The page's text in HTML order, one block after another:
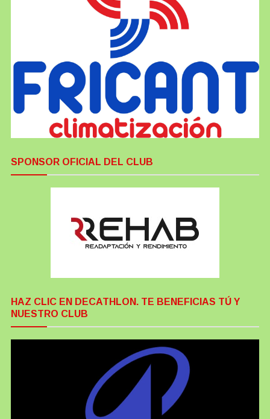
SPONSOR OFICIAL DEL CLUB
HAZ CLIC EN DECATHLON. TE BENEFICIAS TÚ Y
NUESTRO CLUB